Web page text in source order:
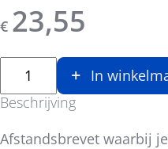
€ 23,55
In
Beschrijving
Afstandsbrevet waarbij